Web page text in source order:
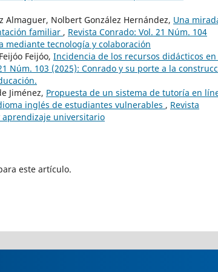
Almaguer, Nolbert González Hernández, Una
familiar , Revista Conrado: Vol. 21 Núm. 104
mediante tecnología y colaboración
Feijóo, Incidencia de los recursos didácticos en
Núm. 103 (2025): Conrado y su porte a la
Jiménez, Propuesta de un sistema de tutoría en
inglés de estudiantes vulnerables , Revista
aprendizaje universitario
este artículo.